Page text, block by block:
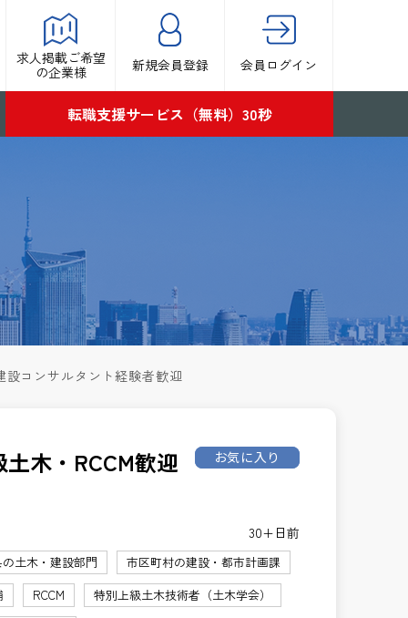
求人掲載ご希望
の企業様
新規会員登録 会員ログイン
転職支援サービス（無料）30秒
設コンサルタント経験者歓迎
木・RCCM歓迎 お気に入り
30+日前
土木・建設部門
市区町村の建設・都市計画課
RCCM
特別上級土木技術者（土木学会）